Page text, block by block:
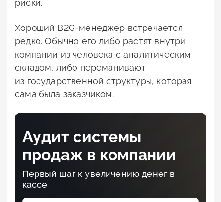
риски.
Хороший B2G-менеджер встречается
редко. Обычно его либо растят внутри
компании из человека с аналитическим
складом, либо переманивают
из государственной структуры, которая
сама была заказчиком.
Аудит системы
продаж в компании
Первый шаг к увеличению денег в
кассе